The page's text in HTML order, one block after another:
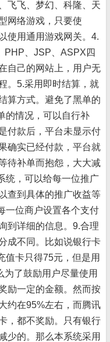
飞飞、梦幻、科隆、天
网络游戏，只要使
使用通用游戏网关。4.
PHP、JSP、ASPX四
自己的网站上，用户无
。5.采用即时结算，就
算方式。避免了黑单的
的情况，可以自行补
付款后，平台未显示付
确实已经付款，平台就
待补单而抱怨，大大减
统，可以给每一位推广
查到具体的推广收益等
一位商户设置各个支付
到详细的信息。9.合理
成不同。比如说银行卡
值卡只得75元，但是用
为了鼓励用户尽量使用
励一定的金额。然而按
约在95%左右，而腾讯
，都不奖励。只有银行
少的。那么本系统采用